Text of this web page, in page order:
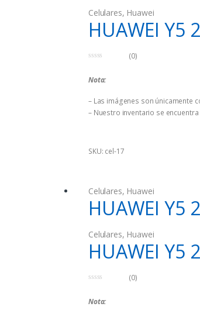
Celulares, Huawei
HUAWEI Y5
e
(0)
Nota:
– Las imágenes son únicamente
– Nuestro inventario se
SKU: cel-17
Celulares, Huawei
HUAWEI Y5
Celulares, Huawei
HUAWEI Y5
e
(0)
Nota: